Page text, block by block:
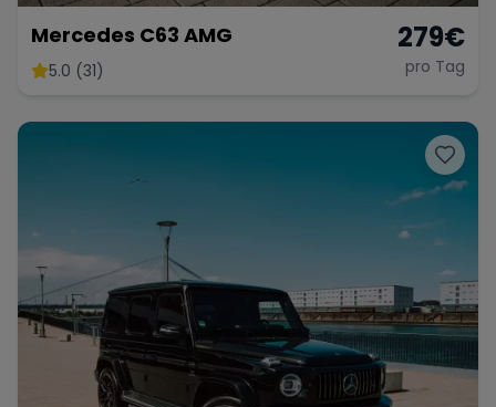
Mercedes C63 AMG
5.0 (31)
279€
pro Tag